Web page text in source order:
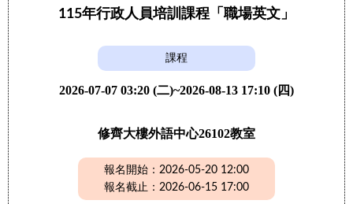
115年行政人員培訓課程「職場英文」
課程
2026-07-07 03:20 (二)~2026-08-13 17:10 (四)
修齊大樓外語中心26102教室
報名開始：2026-05-20 12:00
報名截止：2026-06-15 17:00